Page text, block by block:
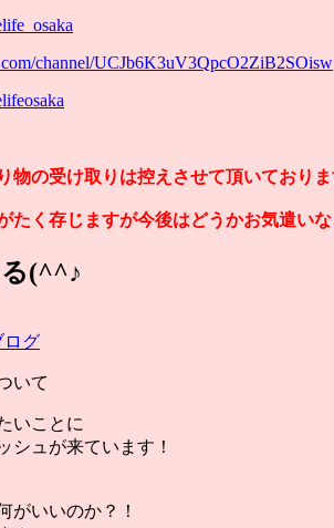
channel/UCJb6K3uV3QpcO2ZiB2SOisw
の受け取りは控えさせて頂いておりま
たく存じますが今後はどうかお気遣い
(^^♪
ログ
いて
いことに
シュが来ています！
がいいのか？！